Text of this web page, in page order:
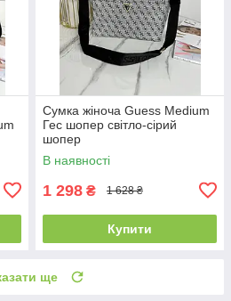
Сумка жіноча Guess Medium
Гес шопер світло-сірий
шопер
В наявності
1 298 ₴ 1 628 ₴
Купити
ще